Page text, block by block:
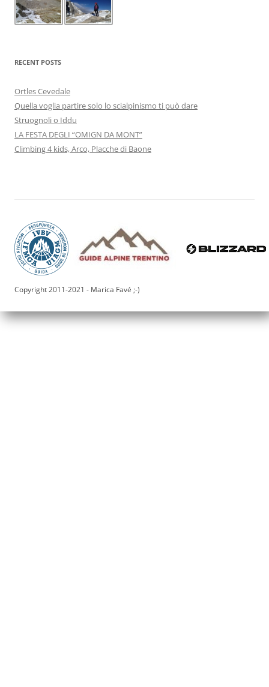
RECENT POSTS
Ortles Cevedale
Quella voglia partire solo lo scialpinismo ti può dare
Struognoli o Iddu
LA FESTA DEGLI “OMIGN DA MONT”
Climbing 4 kids, Arco, Placche di Baone
Copyright 2011-2021 - Marica Favé ;-)